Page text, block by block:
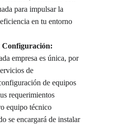
para impulsar la
en tu entorno
Configuración:
empresa es única, por
de
de equipos
requerimientos
equipo técnico
se encargará de instalar